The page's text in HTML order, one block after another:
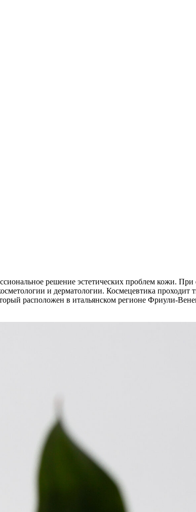
решение эстетических проблем кожи. При
и дерматологии. Космецевтика
расположен в итальянском регионе Фриули-